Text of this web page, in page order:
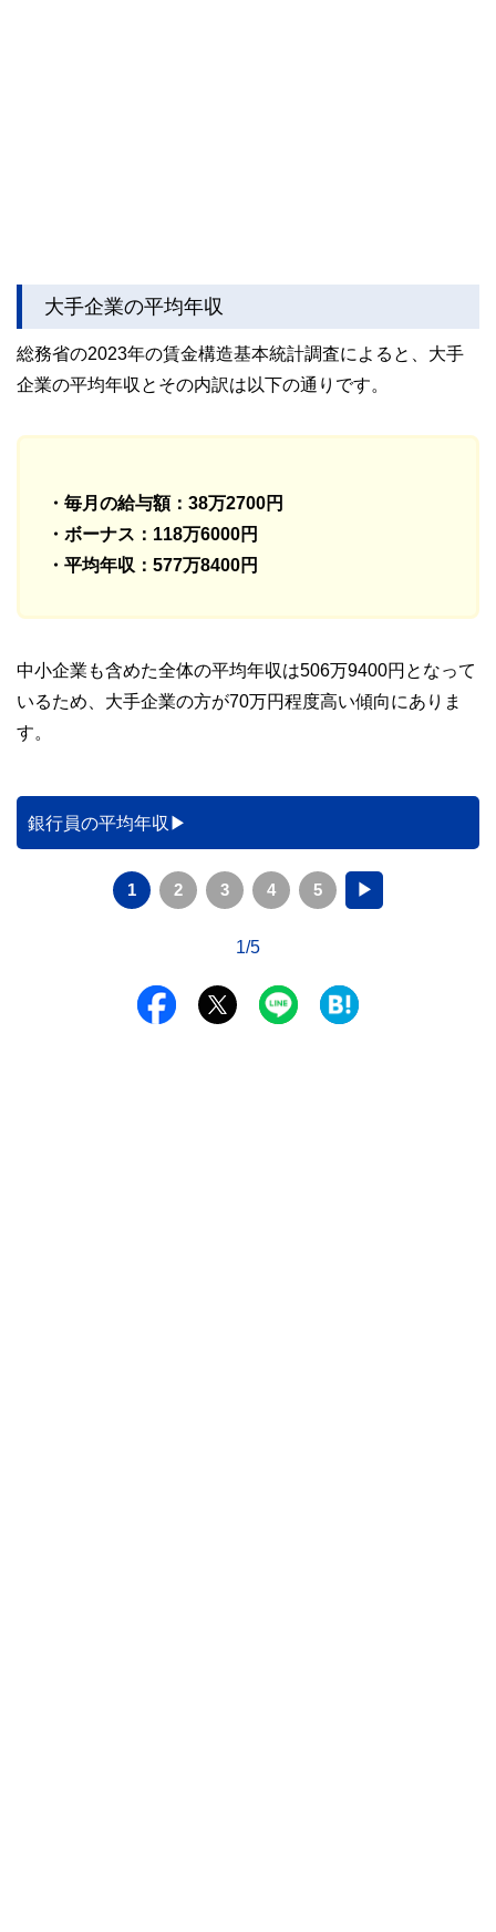
大手企業の平均年収
総務省の2023年の賃金構造基本統計調査によると、大手
企業の平均年収とその内訳は以下の通りです。
・毎月の給与額：38万2700円
・ボーナス：118万6000円
・平均年収：577万8400円
中小企業も含めた全体の平均年収は506万9400円となって
いるため、大手企業の方が70万円程度高い傾向にありま
す。
銀行員の平均年収
1 2 3 4 5 ▶
1/5